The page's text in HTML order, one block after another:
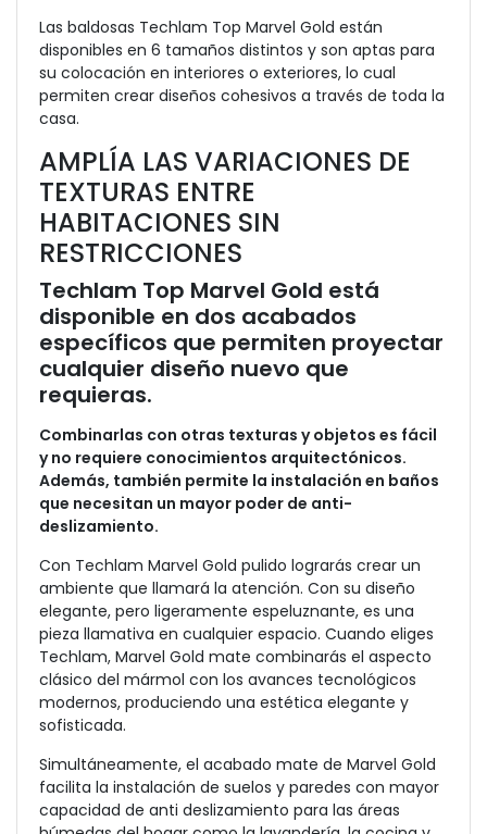
Las baldosas Techlam Top Marvel Gold están
disponibles en 6 tamaños distintos y son aptas para
su colocación en interiores o exteriores, lo cual
permiten crear diseños cohesivos a través de toda la
casa.
AMPLÍA LAS VARIACIONES DE
TEXTURAS ENTRE
HABITACIONES SIN
RESTRICCIONES
Techlam Top Marvel Gold está
disponible en dos acabados
específicos que permiten proyectar
cualquier diseño nuevo que
requieras.
Combinarlas con otras texturas y objetos es fácil
y no requiere conocimientos arquitectónicos.
Además, también permite la instalación en baños
que necesitan un mayor poder de anti-
deslizamiento.
Con Techlam Marvel Gold pulido lograrás crear un
ambiente que llamará la atención. Con su diseño
elegante, pero ligeramente espeluznante, es una
pieza llamativa en cualquier espacio. Cuando eliges
Techlam, Marvel Gold mate combinarás el aspecto
clásico del mármol con los avances tecnológicos
modernos, produciendo una estética elegante y
sofisticada.
Simultáneamente, el acabado mate de Marvel Gold
facilita la instalación de suelos y paredes con mayor
capacidad de anti deslizamiento para las áreas